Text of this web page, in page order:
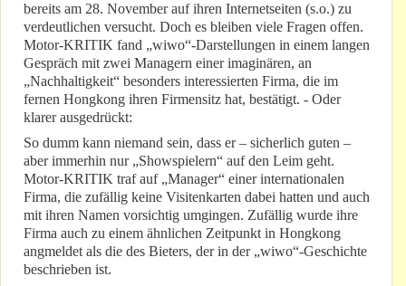
bereits am 28. November auf ihren Internetseiten (s.o.) zu
verdeutlichen versucht. Doch es bleiben viele Fragen offen.
Motor-KRITIK fand „wiwo“-Darstellungen in einem langen
Gespräch mit zwei Managern einer imaginären, an
„Nachhaltigkeit“ besonders interessierten Firma, die im
fernen Hongkong ihren Firmensitz hat, bestätigt. - Oder
klarer ausgedrückt:
So dumm kann niemand sein, dass er – sicherlich guten –
aber immerhin nur „Showspielern“ auf den Leim geht.
Motor-KRITIK traf auf „Manager“ einer internationalen
Firma, die zufällig keine Visitenkarten dabei hatten und auch
mit ihren Namen vorsichtig umgingen. Zufällig wurde ihre
Firma auch zu einem ähnlichen Zeitpunkt in Hongkong
angmeldet als die des Bieters, der in der „wiwo“-Geschichte
beschrieben ist.